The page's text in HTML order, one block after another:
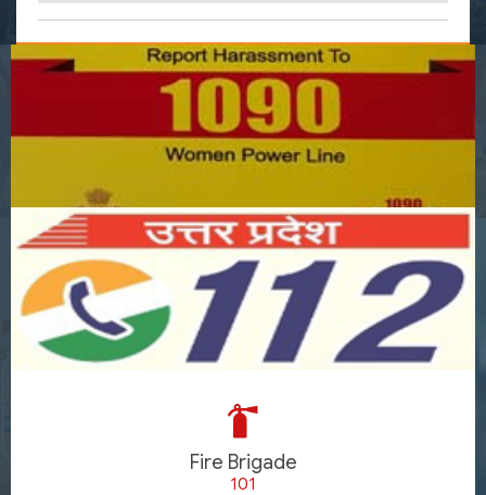
Fire Brigade
101